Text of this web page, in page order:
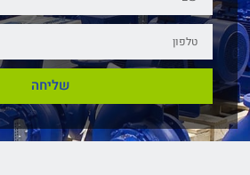
שליחה